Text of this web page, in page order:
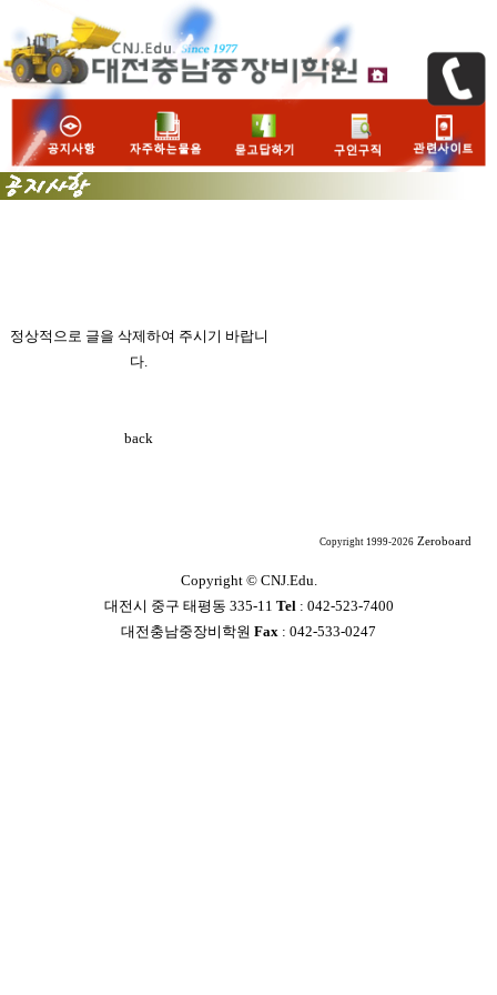
정상적으로 글을 삭제하여 주시기 바랍니
다.
back
Copyright 1999-2026 Zeroboard
Copyright ©CNJ.Edu.
대전시 중구 태평동 335-11 Tel : 042-523-7400
대전충남중장비학원 Fax : 042-533-0247